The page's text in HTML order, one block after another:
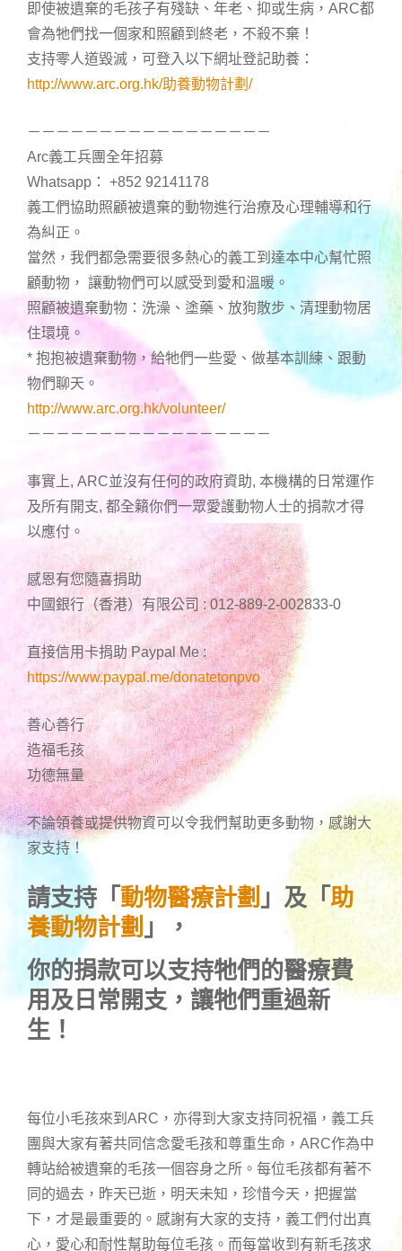
即使被遺棄的毛孩子有殘缺、年老、抑或生病，ARC都
會為牠們找一個家和照顧到終老，不殺不棄！
支持零人道毀滅，可登入以下網址登記助養：
http://www.arc.org.hk/助養動物計劃/
－－－－－－－－－－－－－－－－－
Arc義工兵團全年招募
Whatsapp： +852 92141178
義工們協助照顧被遺棄的動物進行治療及心理輔導和行
為糾正。
當然，我們都急需要很多熱心的義工到達本中心幫忙照
顧動物， 讓動物們可以感受到愛和溫暖。
照顧被遺棄動物：洗澡、塗藥、放狗散步、清理動物居
住環境。
* 抱抱被遺棄動物，給牠們一些愛、做基本訓練、跟動
物們聊天。
http://www.arc.org.hk/volunteer/
－－－－－－－－－－－－－－－－－
事實上, ARC並沒有任何的政府資助, 本機構的日常運作
及所有開支, 都全籟你們一眾愛護動物人士的捐款才得
以應付。
感恩有您隨喜捐助
中國銀行（香港）有限公司 : 012-889-2-002833-0
直接信用卡捐助 Paypal Me :
https://www.paypal.me/donatetonpvo
善心善行
造福毛孩
功德無量
不論領養或提供物資可以令我們幫助更多動物，感謝大
家支持！
請支持「 動物醫療計劃 」及「 助
養動物計劃 」，
你的捐款可以支持牠們的醫療費
用及日常開支，讓牠們重過新
生！
每位小毛孩來到ARC，亦得到大家支持同祝福，義工兵
團與大家有著共同信念愛毛孩和尊重生命，ARC作為中
轉站給被遺棄的毛孩一個容身之所。每位毛孩都有著不
同的過去，昨天已逝，明天未知，珍惜今天，把握當
下，才是最重要的。感謝有大家的支持，義工們付出真
心，愛心和耐性幫助每位毛孩。而每當收到有新毛孩求